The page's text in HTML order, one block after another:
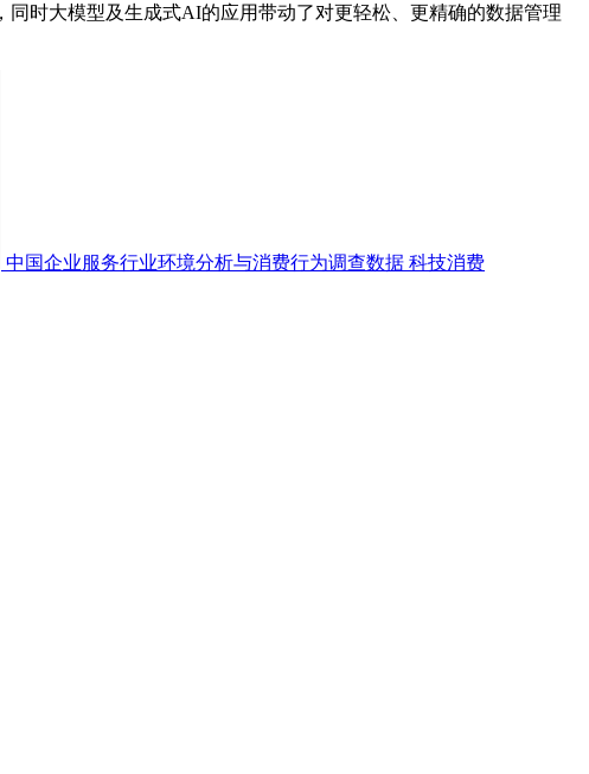
时大模型及生成式AI的应用带动了对更轻松、更精确的数据管理
中国企业服务行业环境分析与消费行为调查数据 科技消费